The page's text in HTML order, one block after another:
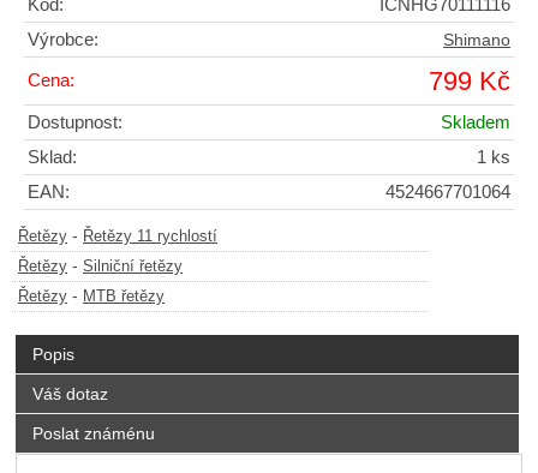
Kód:
ICNHG70111116
Výrobce:
Shimano
Cena: 799 Kč
Dostupnost:
Skladem
Sklad:
1 ks
EAN:
4524667701064
Řetězy - Řetězy 11 rychlostí
Řetězy - Silniční řetězy
Řetězy - MTB řetězy
Popis
Váš dotaz
Poslat známénu